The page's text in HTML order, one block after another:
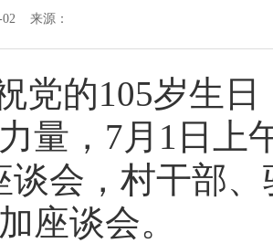
02 来源：
党的105岁生
量，7月1日上
谈会，村干部
座谈会。